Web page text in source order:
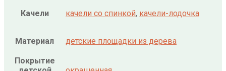
Качели качели со спинкой, качели-лодочка
Материал детские площадки из дерева
Покрытие